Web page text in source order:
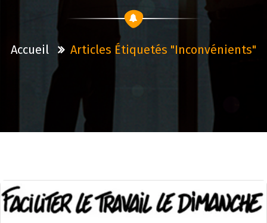
Accueil Articles Étiquetés "inconvénients"